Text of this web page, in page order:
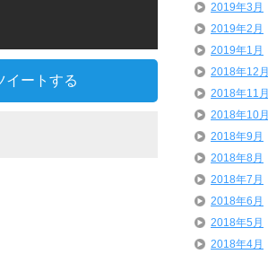
イートする
2019年3月
2019年2月
2019年1月
2018年12月
2018年11月
2018年10月
2018年9月
2018年8月
2018年7月
2018年6月
2018年5月
2018年4月